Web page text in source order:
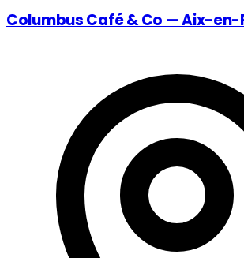
Columbus Café & Co — Aix-